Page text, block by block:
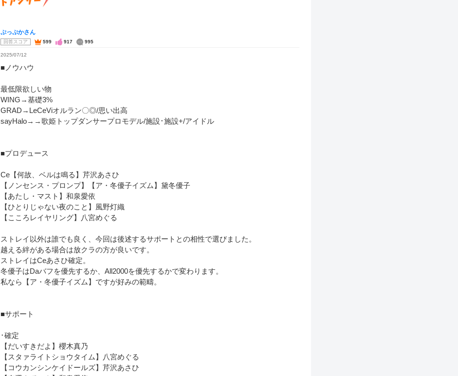
ぷっぷかさん
回答スコア 599 917 995
2025/07/12
■ノウハウ
最低限欲しい物
WING→基礎3%
GRAD→LeCeViオルラン〇◎/思い出高
sayHalo→→歌姫トップダンサープロモデル/施設･施設+/アイドル
■プロデュース
Ce【何故、ベルは鳴る】芹沢あさひ
【ノンセンス・プロンプ】【ア・冬優子イズム】黛冬優子
【あたし・マスト】和泉愛依
【ひとりじゃない夜のこと】風野灯織
【こころレイヤリング】八宮めぐる
ストレイ以外は誰でも良く、今回は後述するサポートとの相性で選びました。
越える絆がある場合は放クラの方が良いです。
ストレイはCeあさひ確定。
冬優子はDaバフを優先するか、All2000を優先するかで変わります。
私なら【ア・冬優子イズム】ですが好みの範疇。
■サポート
･確定
【だいすきだよ】櫻木真乃
【スタァライトショウタイム】八宮めぐる
【コウカンシンケイドールズ】芹沢あさひ